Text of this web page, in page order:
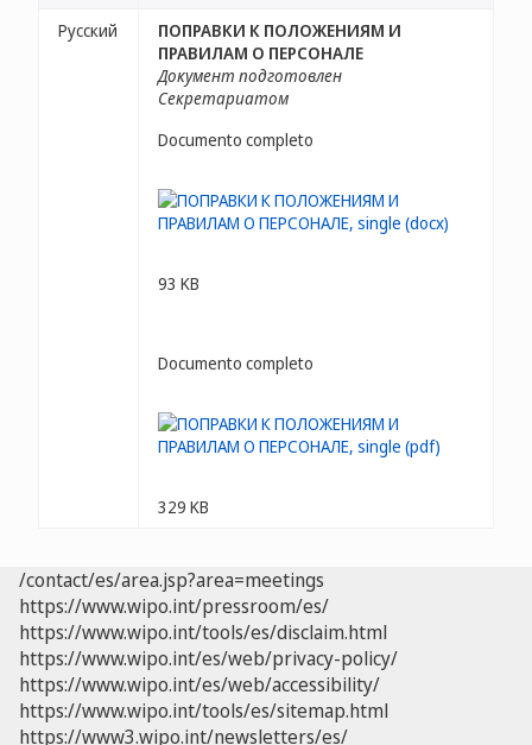
Русский
ПОПРАВКИ К ПОЛОЖЕНИЯМ И
ПРАВИЛАМ О ПЕРСОНАЛЕ
Документ подготовлен
Секретариатом
Documento completo
93 KB
Documento completo
329 KB
/contact/es/area.jsp?area=meetings
https://www.wipo.int/pressroom/es/
https://www.wipo.int/tools/es/disclaim.html
https://www.wipo.int/es/web/privacy-policy/
https://www.wipo.int/es/web/accessibility/
https://www.wipo.int/tools/es/sitemap.html
https://www3.wipo.int/newsletters/es/